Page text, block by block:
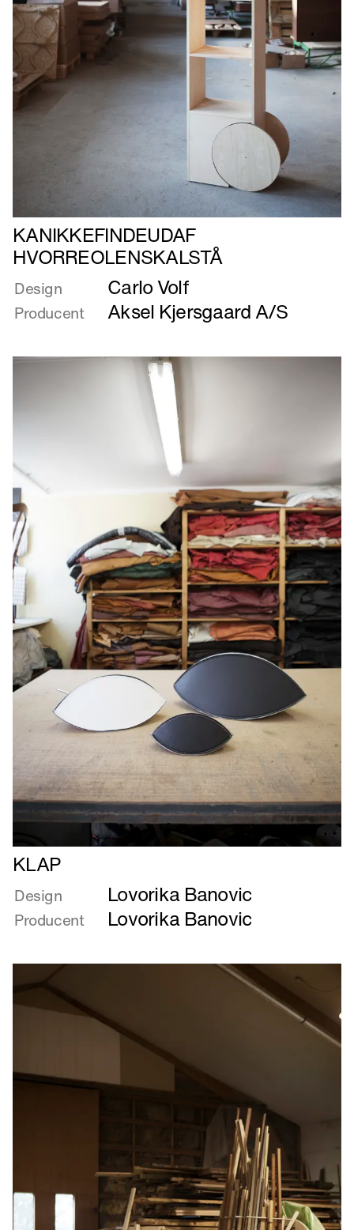
Læs
mere
om
KANIKKEFINDEUDAF
HVORREOLENSKALSTÅ
KANIKKEFINDEUDAF
HVORREOLENSKALSTÅ
Design Carlo Volf
Producent Aksel Kjersgaard A/S
Læs
mere
om
KLAP
KLAP
Design Lovorika Banovic
Producent Lovorika Banovic